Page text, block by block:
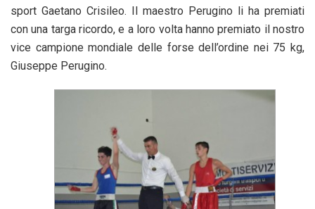
sport Gaetano Crisileo. Il maestro Perugino li ha premiati
con una targa ricordo, e a loro volta hanno premiato il nostro
vice campione mondiale delle forse dell’ordine nei 75 kg,
Giuseppe Perugino.